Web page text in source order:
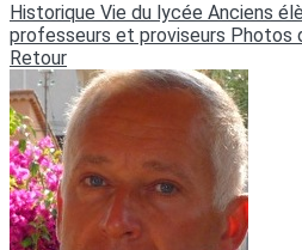
Historique Vie du lycée Anciens
professeurs et proviseurs Photos
Retour